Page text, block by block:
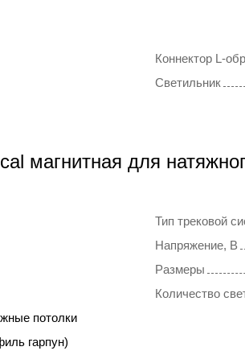
Коннектор L-
Светильник
магнитная для
Тип трековой
Напряжение, В
Размеры
Количество
потолки
гарпун)